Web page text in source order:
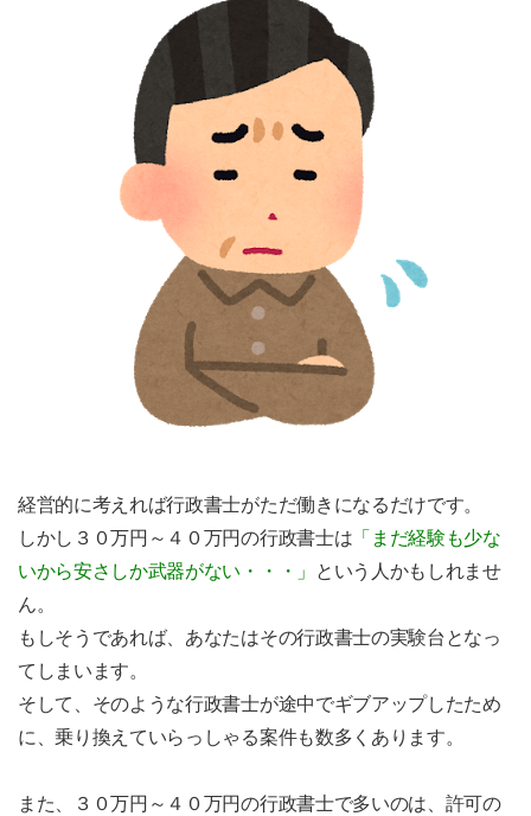
経営的に考えれば行政書士がただ働きになるだけです。
しかし３０万円～４０万円の行政書士は 「まだ経験も少な
いから安さしか武器がない・・・」
という人かもしれませ
ん。
もしそうであれば、あなたはその行政書士の実験台となっ
てしまいます。
そして、そのような行政書士が途中でギブアップしたため
に、乗り換えていらっしゃる案件も数多くあります。
また、３０万円～４０万円の行政書士で多いのは、許可の